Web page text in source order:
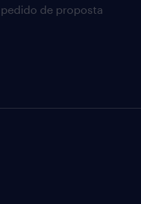
pedido de proposta